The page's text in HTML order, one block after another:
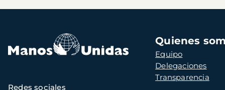
Navegación
principal
Quienes
Equipo
Delegaciones
Transparencia
Redes sociales